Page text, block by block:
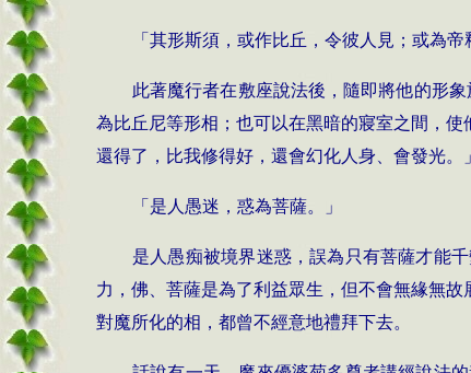
「其形斯須，或作比丘，令彼人見；或
此著魔行者在敷座說法後，隨即將他的形
為比丘尼等形相；也可以在黑暗的寢室之間，
還得了，比我修得好，還會幻化人身、會發光。」
「是人愚迷，惑為菩薩。」
是人愚痴被境界迷惑，誤為只有菩薩才能
力，佛、菩薩是為了利益眾生，但不會無緣無
對魔所化的相，都曾不經意地禮拜下去。